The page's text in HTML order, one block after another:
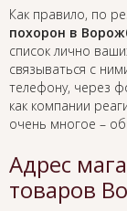
Как правило, по
похорон в
список лично
связываться с
телефону, через
как компании
очень многое –
Адрес
товаров